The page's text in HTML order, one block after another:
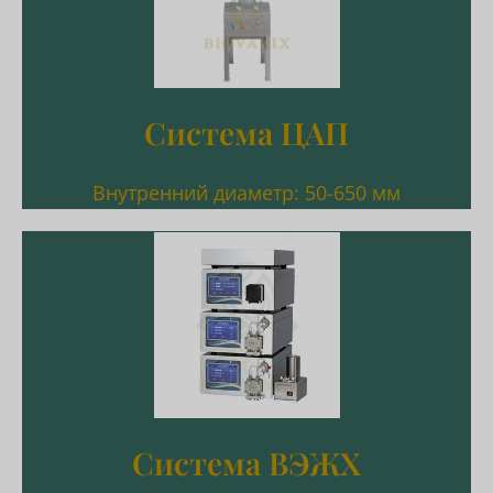
Система ЦАП
Внутренний диаметр: 50-650 мм
Система ЦАП
Внутренний диаметр: 50-650 мм
Система ВЭЖХ
Система ВЭЖХ
Расход: 50–3000 мл/мин
Подробнее